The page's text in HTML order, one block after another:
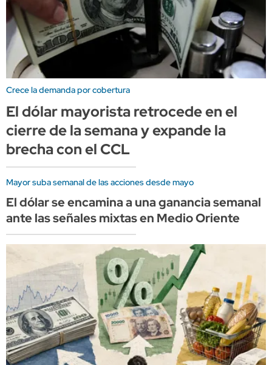
Crece la demanda por cobertura
El dólar mayorista retrocede en el
cierre de la semana y expande la
brecha con el CCL
Mayor suba semanal de las acciones desde mayo
El dólar se encamina a una ganancia semanal
ante las señales mixtas en Medio Oriente